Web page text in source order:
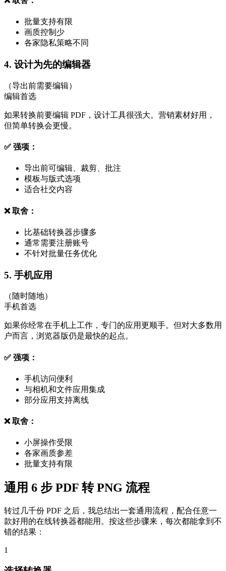
批量支持有限
画质控制少
各家隐私策略不同
4. 设计为先的编辑器
（导出前需要编辑）
编辑首选
如果转换前要编辑 PDF，设计工具很强大。营销素材好用，
但简单转换会更慢。
✅ 强项：
导出前可编辑、裁剪、批注
模板与版式选项
适合社交内容
❌ 取舍：
比基础转换器步骤多
通常需要注册账号
不针对批量任务优化
5. 手机应用
（随时随地）
手机首选
如果你经常在手机上工作，专门的应用更顺手。但对大多数用
户而言，浏览器版仍是最快的起点。
✅ 强项：
手机访问便利
与相机和文件应用集成
部分应用支持离线
❌ 取舍：
小屏操作受限
各家画质参差
批量支持有限
通用 6 步 PDF 转 PNG 流程
转过几千份 PDF 之后，我总结出一套通用流程，配合任意一
款好用的在线转换器都能用。按这些步骤来，每次都能拿到不
错的结果：
1